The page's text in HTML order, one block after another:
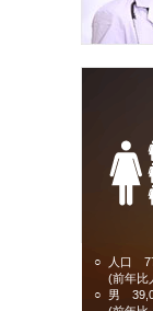
○
人口
(前年比
○
男